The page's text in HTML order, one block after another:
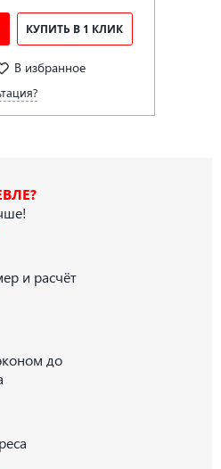
КУПИТЬ В 1 КЛИК
В избранное
и расчёт
до